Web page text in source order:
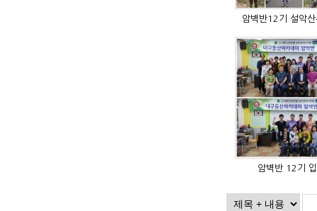
암벽반12기 설악산
암벽반 12기